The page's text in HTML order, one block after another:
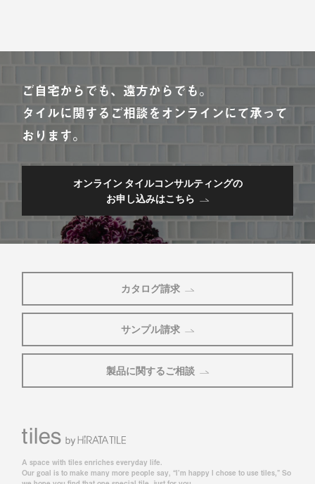
ご自宅からでも、遠方からでも。
タイルに関するご相談をオンラインにて承って
おります。
オンライン タイルコンサルティングの
お申し込みはこちら
カタログ請求
サンプル請求
製品に関するご相談
A space with tiles enriches everyday life.
Our goal is to make many more people say, “I’m happy I chose to use tiles,” So